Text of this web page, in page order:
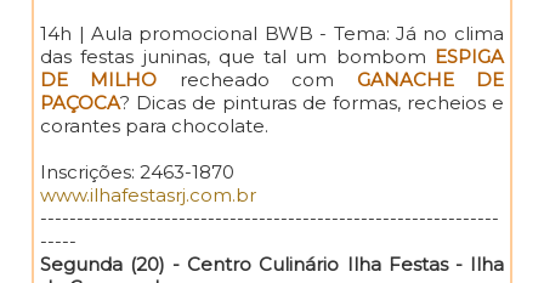
14h | Aula promocional BWB - Tema: Já no clima
das festas juninas, que tal um bombom ESPIGA
DE MILHO recheado com GANACHE DE
PAÇOCA? Dicas de pinturas de formas, recheios e
corantes para chocolate.
Inscrições: 2463-1870
www.ilhafestasrj.com.br
---------------------------------------------------------------
-----
Segunda (20) - Centro Culinário Ilha Festas - Ilha